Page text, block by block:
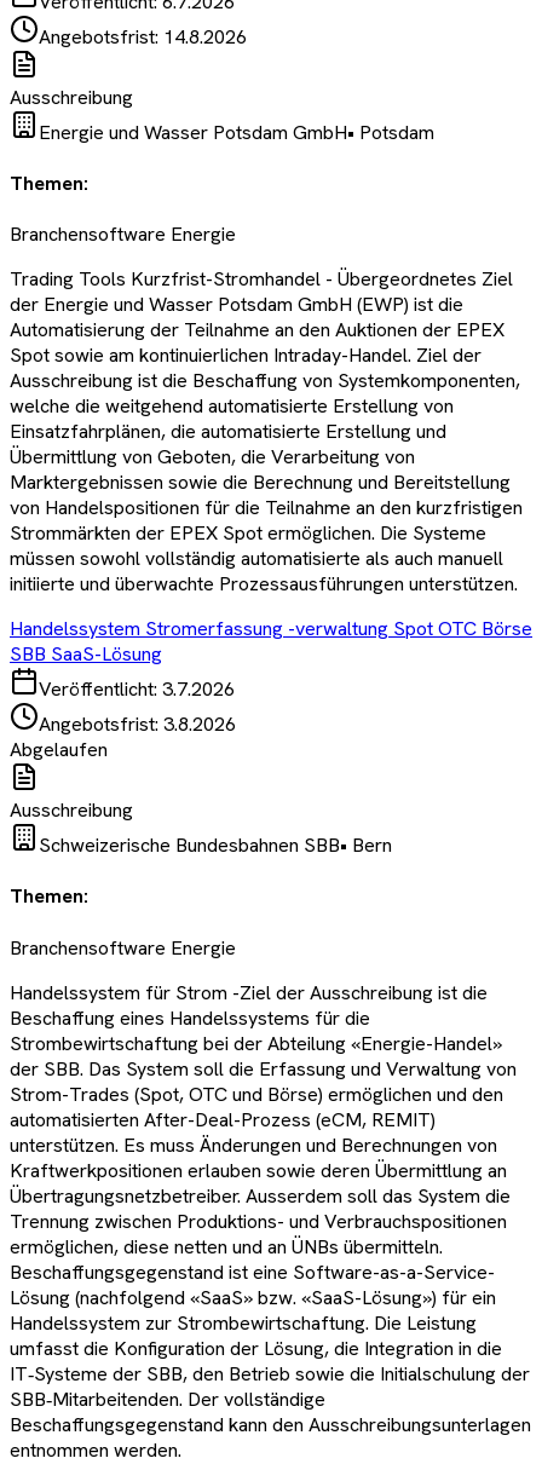
Angebotsfrist: 14.8.2026
Ausschreibung
Energie und Wasser Potsdam GmbH• Potsdam
Themen:
Branchensoftware Energie
Trading Tools Kurzfrist-Stromhandel - Übergeordnetes Ziel
der Energie und Wasser Potsdam GmbH (EWP) ist die
Automatisierung der Teilnahme an den Auktionen der EPEX
Spot sowie am kontinuierlichen Intraday-Handel. Ziel der
Ausschreibung ist die Beschaffung von Systemkomponenten,
welche die weitgehend automatisierte Erstellung von
Einsatzfahrplänen, die automatisierte Erstellung und
Übermittlung von Geboten, die Verarbeitung von
Marktergebnissen sowie die Berechnung und Bereitstellung
von Handelspositionen für die Teilnahme an den kurzfristigen
Strommärkten der EPEX Spot ermöglichen. Die Systeme
müssen sowohl vollständig automatisierte als auch manuell
initiierte und überwachte Prozessausführungen unterstützen.
Handelssystem Stromerfassung -verwaltung Spot OTC Börse
SBB SaaS-Lösung
Veröffentlicht: 3.7.2026
Angebotsfrist: 3.8.2026
Abgelaufen
Ausschreibung
Schweizerische Bundesbahnen SBB• Bern
Themen:
Branchensoftware Energie
Handelssystem für Strom -Ziel der Ausschreibung ist die
Beschaffung eines Handelssystems für die
Strombewirtschaftung bei der Abteilung «Energie-Handel»
der SBB. Das System soll die Erfassung und Verwaltung von
Strom-Trades (Spot, OTC und Börse) ermöglichen und den
automatisierten After-Deal-Prozess (eCM, REMIT)
unterstützen. Es muss Änderungen und Berechnungen von
Kraftwerkpositionen erlauben sowie deren Übermittlung an
Übertragungsnetzbetreiber. Ausserdem soll das System die
Trennung zwischen Produktions- und Verbrauchspositionen
ermöglichen, diese netten und an ÜNBs übermitteln.
Beschaffungsgegenstand ist eine Software-as-a-Service-
Lösung (nachfolgend «SaaS» bzw. «SaaS-Lösung») für ein
Handelssystem zur Strombewirtschaftung. Die Leistung
umfasst die Konfiguration der Lösung, die Integration in die
IT‑Systeme der SBB, den Betrieb sowie die Initialschulung der
SBB‑Mitarbeitenden. Der vollständige
Beschaffungsgegenstand kann den Ausschreibungsunterlagen
entnommen werden.